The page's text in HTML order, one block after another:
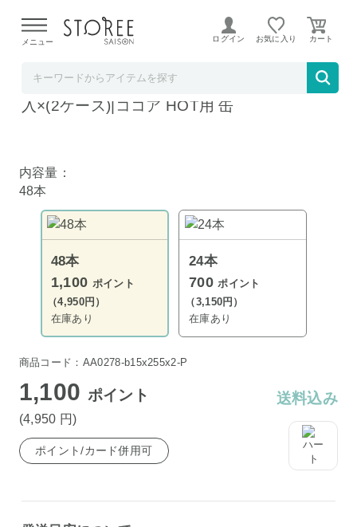
よる配送遅延が発生しております。
メニュー ログイン お気に入り
キリン 小岩井 ミルクとココア 280g缶×24本
入×(2ケース)|ココア HOT用 缶
内容量：
48本
48本
1,100 ポイント
（4,950円）
在庫あり
24本
700ポイント
（3,150円）
在庫あり
商品コード：AA0278-b15x255x2-P
1,100 ポイント
(4,950 円)
送料込み
ポイント/カード併用可